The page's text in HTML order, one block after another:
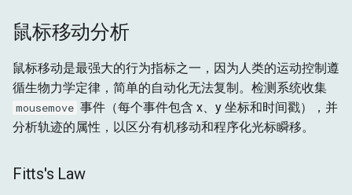
c
h
滚动行为分析
物理滚动特征
检测信号
能
鼠标移动分析
鼠标移动是最强大的行为指标之一，因为人类的运动控制遵
循生物力学定律，简单的自动化无法复制。检测系统收集
mousemove 事件（每个事件包含 x、y 坐标和时间戳），并
分析轨迹的属性，以区分有机移动和程序化光标瞬移。
Fitts's Law